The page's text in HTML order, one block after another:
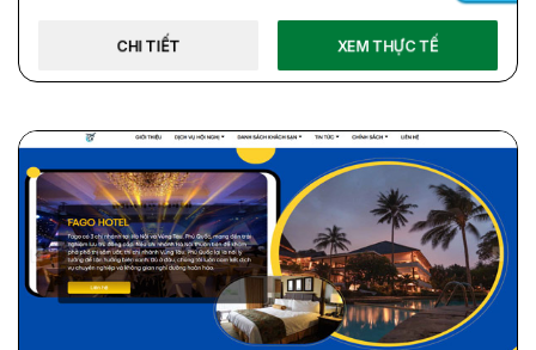
CHI TIẾT XEM THỰC TẾ